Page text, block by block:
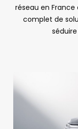
réseau en
complet de